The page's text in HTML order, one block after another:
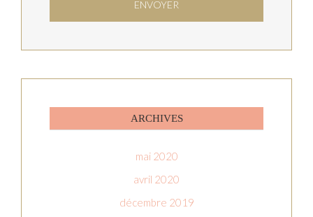
ARCHIVES
mai 2020
avril 2020
décembre 2019